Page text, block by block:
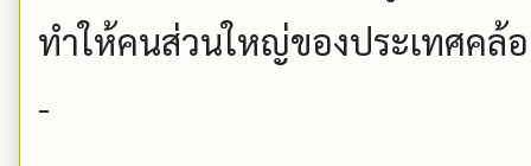
ทำให้คนส่วนใหญ่ของประเทศคล้
-